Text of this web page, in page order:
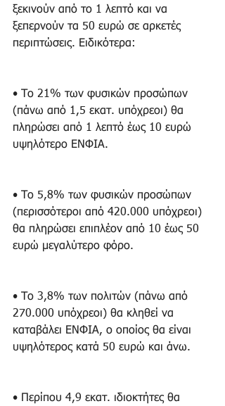
ξεκινούν από το 1 λεπτό και να
ξεπερνούν τα 50 ευρώ σε αρκετές
περιπτώσεις. Ειδικότερα:
• Το 21% των φυσικών προσώπων
(πάνω από 1,5 εκατ. υπόχρεοι) θα
πληρώσει από 1 λεπτό έως 10 ευρώ
υψηλότερο ΕΝΦΙΑ.
• Το 5,8% των φυσικών προσώπων
(περισσότεροι από 420.000 υπόχρεοι)
θα πληρώσει επιπλέον από 10 έως 50
ευρώ μεγαλύτερο φόρο.
• Το 3,8% των πολιτών (πάνω από
270.000 υπόχρεοι) θα κληθεί να
καταβάλει ΕΝΦΙΑ, ο οποίος θα είναι
υψηλότερος κατά 50 ευρώ και άνω.
• Περίπου 4,9 εκατ. ιδιοκτήτες θα